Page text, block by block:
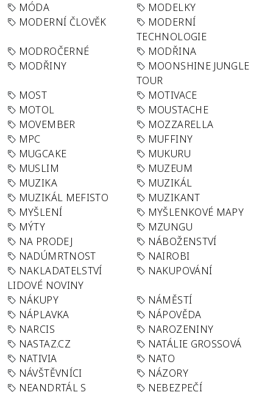
MÓDA
MODELKY
MODERNÍ ČLOVĚK
MODERNÍ
TECHNOLOGIE
MODROČERNÉ
MODŘINA
MODŘINY
MOONSHINE JUNGLE
TOUR
MOST
MOTIVACE
MOTOL
MOUSTACHE
MOVEMBER
MOZZARELLA
MPC
MUFFINY
MUGCAKE
MUKURU
MUSLIM
MUZEUM
MUZIKA
MUZIKÁL
MUZIKÁL MEFISTO
MUZIKANT
MYŠLENÍ
MYŠLENKOVÉ MAPY
MÝTY
MZUNGU
NA PRODEJ
NÁBOŽENSTVÍ
NADÚMRTNOST
NAIROBI
NAKLADATELSTVÍ
LIDOVÉ NOVINY
NAKUPOVÁNÍ
NÁKUPY
NÁMĚSTÍ
NÁPLAVKA
NÁPOVĚDA
NARCIS
NAROZENINY
NASTAZ.CZ
NATÁLIE GROSSOVÁ
NATIVIA
NATO
NÁVŠTĚVNÍCI
NÁZORY
NEANDRTÁL S
NEBEZPEČÍ